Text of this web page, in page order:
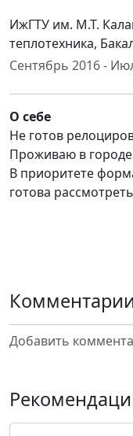
ИжГТУ им. М.Т.
теплотехника,
Сентябрь 2016 -
О себе
Не готов
Проживаю в
В приоритете
готова
Комментарии
Добавить